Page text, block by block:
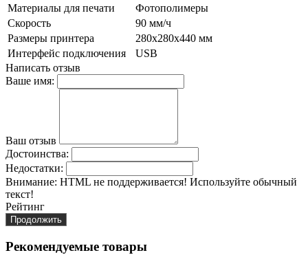
Материалы для печати
Фотополимеры
Скорость
90 мм/ч
Размеры принтера
280х280х440 мм
Интерфейс подключения
USB
Написать отзыв
Ваше имя:
Ваш отзыв
Достоинства:
Недостатки:
Внимание: HTML не поддерживается! Используйте обычный
текст!
Рейтинг
Продолжить
Рекомендуемые товары